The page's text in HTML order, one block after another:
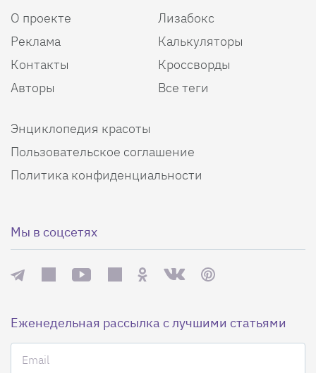
О проекте
Реклама
Контакты
Авторы
Лизабокс
Калькуляторы
Кроссворды
Все теги
Энциклопедия красоты
Пользовательское соглашение
Политика конфиденциальности
Мы в соцсетях
Еженедельная рассылка с лучшими статьями